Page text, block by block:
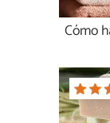
Cómo